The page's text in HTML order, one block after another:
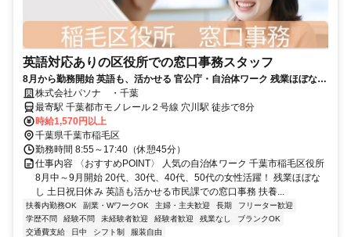
英語対応ありの区役所での窓口事務スタッフ
8月から勤務開始 英語も、活かせる 官公庁・自治体ワーク 残業ほぼなし
で扶養内勤務 月8日程度
株式会社パソナ ・千葉
最寄駅 千葉都市モノレール２号線 穴川駅 徒歩で8分
時給1,570円以上
千葉県千葉市稲毛区
勤務時間 8:55～17:40（休憩45分）
仕事内容 〈おすすめPOINT〉 人気の自治体ワーク 千葉市稲毛区役所
8月中～9月開始 20代、30代、40代、50代の女性活躍！ 残業ほぼな
し 土日祝日休み 英語も活かせる市民課での窓口事務 扶養...
扶養内勤務OK 副業・WワークOK 主婦・主夫歓迎 長期
フリーター歓迎
学歴不問
経験不問 未経験者歓迎 経験者歓迎 残業なし
ブランクOK
交通費支給
日中 シフト制 服装自由